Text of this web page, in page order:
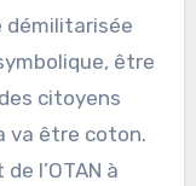
démilitarisée
être
citoyens
va être coton.
l’OTAN à